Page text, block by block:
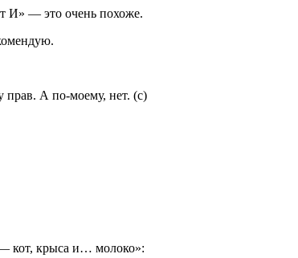
И» — это очень похоже.
прав. А по-моему, нет. (с)
кот, крыса и… молоко»: